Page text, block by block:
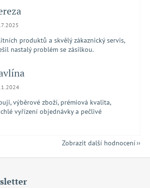
obchodu je 5 z 5 hvězdiček.
produktů a skvělý zákaznický servis,
nastalý problém se zásilkou.
obchodu je 5 z 5 hvězdiček.
výběrové zboží, prémiová kvalita,
vyřízení objednávky a pečlivé
Zobrazit další hodnocení